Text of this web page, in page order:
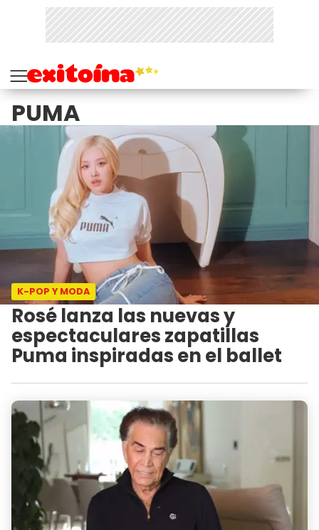
PUMA
K-POP Y MODA
Rosé lanza las nuevas y
espectaculares zapatillas
Puma inspiradas en el ballet